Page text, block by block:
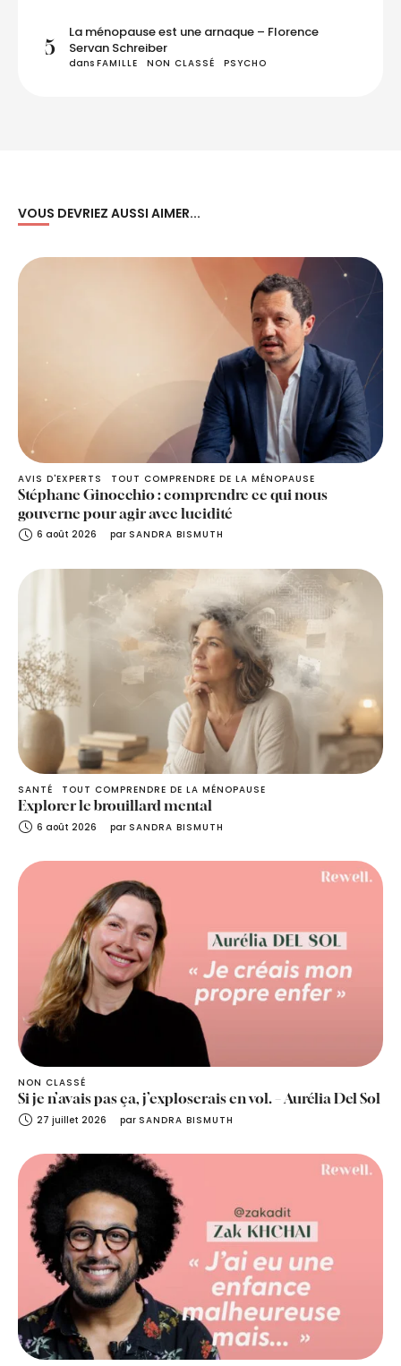
5
La ménopause est une arnaque – Florence
Servan Schreiber
dans FAMILLE NON CLASSÉ PSYCHO
VOUS DEVRIEZ AUSSI AIMER...
AVIS D'EXPERTS TOUT COMPRENDRE DE LA MÉNOPAUSE
Stéphane Ginocchio : comprendre ce qui nous
gouverne pour agir avec lucidité
6 août 2026 par SANDRA BISMUTH
SANTÉ TOUT COMPRENDRE DE LA MÉNOPAUSE
Explorer le brouillard mental
6 août 2026 par SANDRA BISMUTH
NON CLASSÉ
Si je n’avais pas ça, j’exploserais en vol. – Aurélia Del Sol
27 juillet 2026 par SANDRA BISMUTH